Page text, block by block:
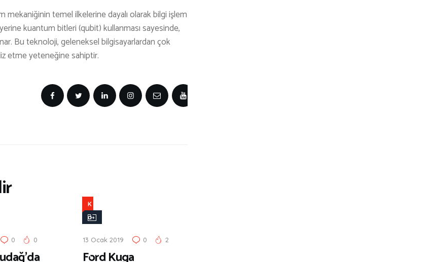
temel ilkelerine dayalı olarak bilgi işlem
kuantum bitleri (qubit) kullanması sayesinde,
Bu teknoloji, geleneksel bilgisayarlardan çok
etme yeteneğine sahiptir.
0 0
K
a
ı
n
13 Ocak 2019 0 2
Ford Kuga